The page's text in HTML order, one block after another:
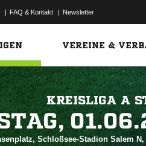
| FAQ & Kontakt | Newsletter
VEREINE &
KREISLIGA A
Schloßsee-Stadion Salem